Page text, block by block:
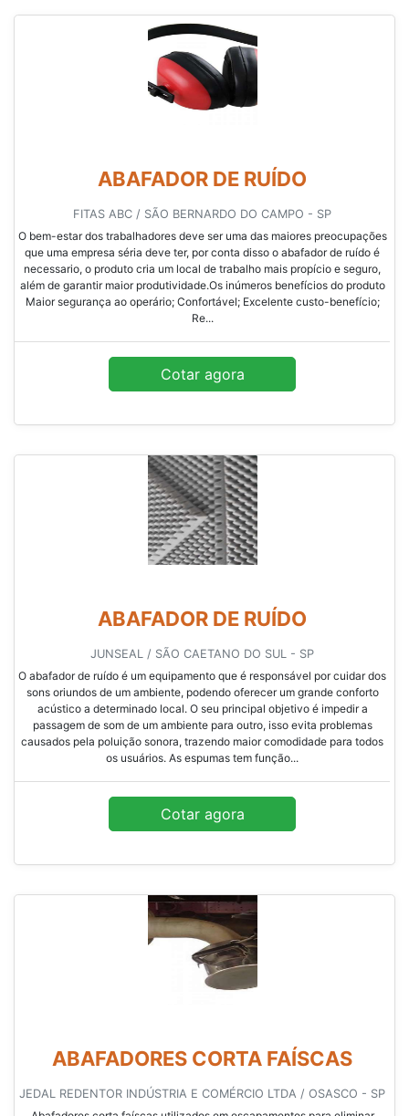
ABAFADOR DE RUÍDO
FITAS ABC / SÃO BERNARDO DO CAMPO - SP
O bem-estar dos trabalhadores deve ser uma das maiores preocupações
que uma empresa séria deve ter, por conta disso o abafador de ruído é
necessario, o produto cria um local de trabalho mais propício e seguro,
além de garantir maior produtividade.Os inúmeros benefícios do produto
Maior segurança ao operário; Confortável; Excelente custo-benefício;
Re...
Cotar agora
ABAFADOR DE RUÍDO
JUNSEAL / SÃO CAETANO DO SUL - SP
O abafador de ruído é um equipamento que é responsável por cuidar dos
sons oriundos de um ambiente, podendo oferecer um grande conforto
acústico a determinado local. O seu principal objetivo é impedir a
passagem de som de um ambiente para outro, isso evita problemas
causados pela poluição sonora, trazendo maior comodidade para todos
os usuários. As espumas tem função...
Cotar agora
ABAFADORES CORTA FAÍSCAS
JEDAL REDENTOR INDÚSTRIA E COMÉRCIO LTDA / OSASCO - SP